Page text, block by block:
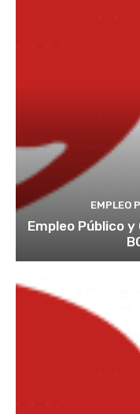
EMPLEO
Empleo Público